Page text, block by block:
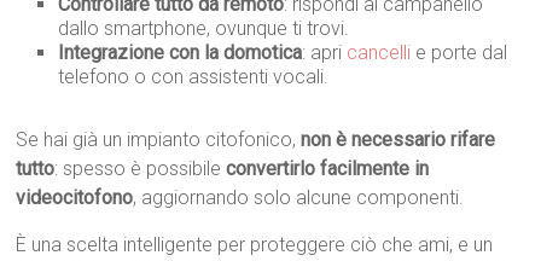
dallo smartphone, ovunque ti trovi.
Integrazione con la domotica: apri cancelli e porte dal
telefono o con assistenti vocali.
Se hai già un impianto citofonico,non è necessario rifare
tutto: spesso è possibileconvertirlo facilmente in
videocitofono, aggiornando solo alcune componenti.
È una scelta intelligente per proteggere ciò che ami, e un